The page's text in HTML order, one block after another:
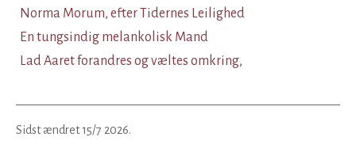
Norma Morum, efter Tidernes Leilighed
En tungsindig melankolisk Mand
Lad Aaret forandres og væltes omkring,
Sidst ændret 15/7 2026.